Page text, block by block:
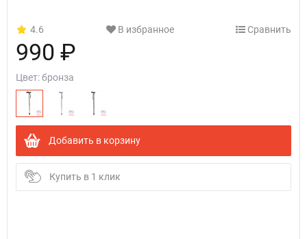
4.6 В избранное Сравнить
990 ₽
Цвет:бронза
Добавить в корзину
Купить в 1 клик